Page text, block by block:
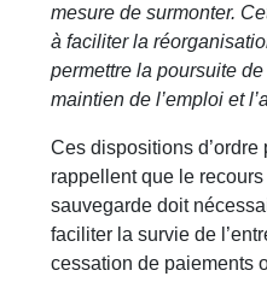
mesure de surmonter.
à faciliter la
permettre la poursuite
maintien de l’emploi et
Ces dispositions
rappellent que le
sauvegarde doit
faciliter la survie de
cessation de paiements